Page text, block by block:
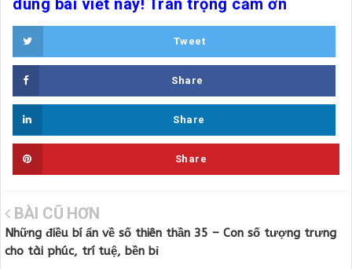
Tweet
Share
Share
Share
BÀI CŨ HƠN
Những điều bí ẩn về số thiên thần 35 – Con số tượng trưng
cho tài phúc, trí tuệ, bền bỉ